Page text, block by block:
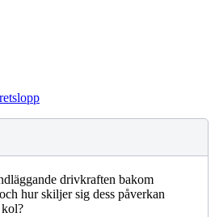
drivkraften bakom
hur skiljer sig dess påverkan